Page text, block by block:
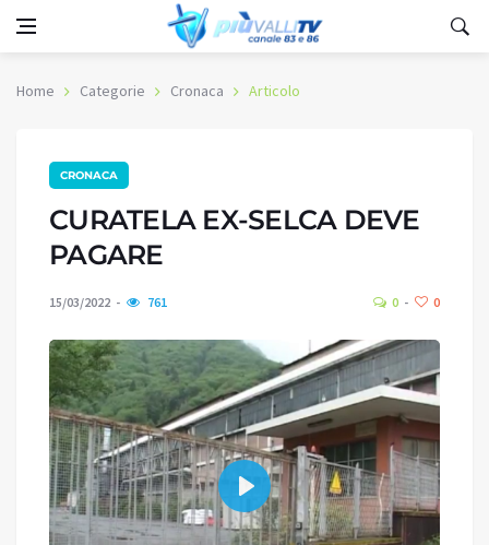
Home Categorie Cronaca Articolo
CRONACA
CURATELA EX-SELCA DEVE
PAGARE
15/03/2022 761 0 0
Play